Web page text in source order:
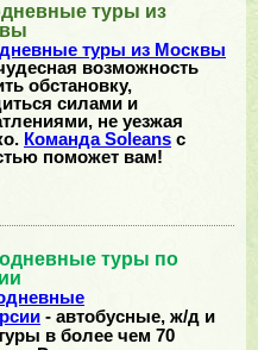
туры из
туры из Москвы
возможность
обстановку,
силами и
не уезжая
Команда Soleans с
поможет вам!
туры по
- автобусные, ж/д и
в более чем 70